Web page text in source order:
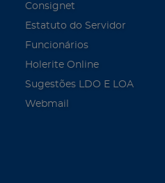
Consignet
Estatuto do Servidor
Funcionários
Holerite Online
Sugestões LDO E LOA
Webmail